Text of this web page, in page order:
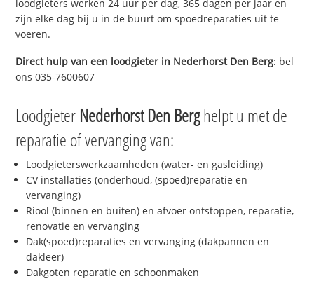
loodgieters werken 24 uur per dag, 365 dagen per jaar en
zijn elke dag bij u in de buurt om spoedreparaties uit te
voeren.
Direct hulp van een loodgieter in Nederhorst Den Berg: bel
ons 035-7600607
Loodgieter Nederhorst Den Berghelpt u met de
reparatie of vervanging van:
Loodgieterswerkzaamheden (water- en gasleiding)
CV installaties (onderhoud, (spoed)reparatie en
vervanging)
Riool (binnen en buiten) en afvoer ontstoppen, reparatie,
renovatie en vervanging
Dak(spoed)reparaties en vervanging (dakpannen en
dakleer)
Dakgoten reparatie en schoonmaken